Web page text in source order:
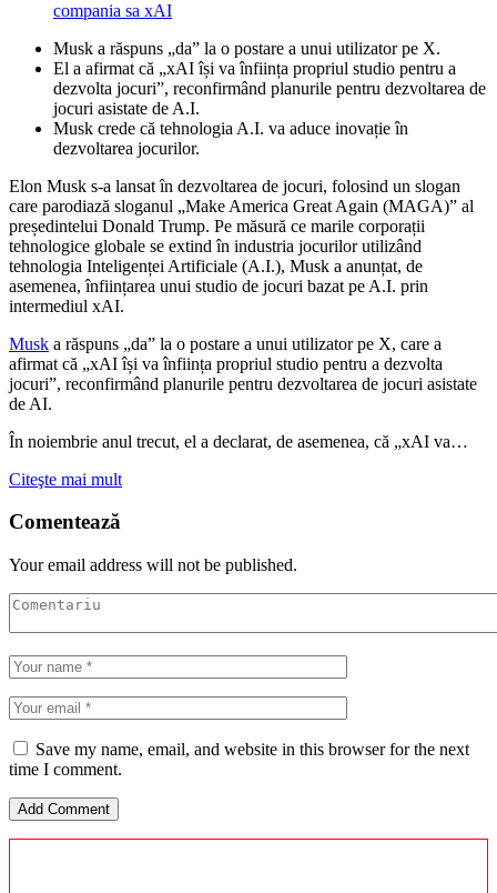
Musk a răspuns „da” la o postare a unui utilizator pe X.
El a afirmat că „xAI își va înființa propriul studio pentru a
dezvolta jocuri”, reconfirmând planurile pentru dezvoltarea de
jocuri asistate de A.I.
Musk crede că tehnologia A.I. va aduce inovație în
dezvoltarea jocurilor.
Elon Musk s-a lansat în dezvoltarea de jocuri, folosind un slogan
care parodiază sloganul „Make America Great Again (MAGA)” al
președintelui Donald Trump. Pe măsură ce marile corporații
tehnologice globale se extind în industria jocurilor utilizând
tehnologia Inteligenței Artificiale (A.I.), Musk a anunțat, de
asemenea, înființarea unui studio de jocuri bazat pe A.I. prin
intermediul xAI.
Musk a răspuns „da” la o postare a unui utilizator pe X, care a
afirmat că „xAI își va înființa propriul studio pentru a dezvolta
jocuri”, reconfirmând planurile pentru dezvoltarea de jocuri asistate
de AI.
În noiembrie anul trecut, el a declarat, de asemenea, că „xAI va…
Citeşte mai mult
Comentează
Your email address will not be published.
Save my name, email, and website in this browser for the next
time I comment.